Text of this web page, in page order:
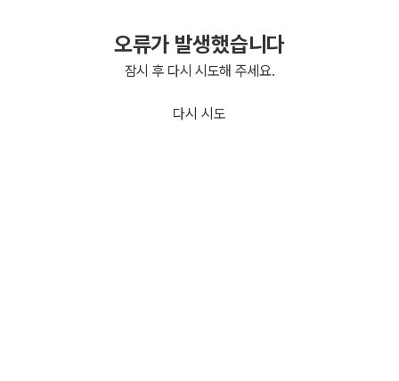
오류가 발생했습니다
잠시 후 다시 시도해 주세요.
다시 시도